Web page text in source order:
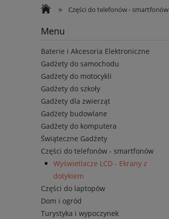
Nowości
» Części do telefonów - smartfonów
Menu
Baterie i Akcesoria Elektroniczne
Gadżety do samochodu
Gadżety do motocykli
Gadżety do szkoły
Gadżety dla zwierząt
Gadżety budowlane
Gadżety do komputera
Świąteczne Gadżety
Części do telefonów - smartfonów
Wyświetlacze LCD - Ekrany z
dotykiem
Części do laptopów
Dom i ogród
Turystyka i wypoczynek